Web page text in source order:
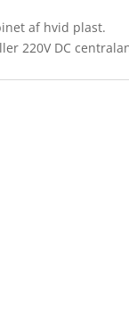
af hvid plast.
220V DC